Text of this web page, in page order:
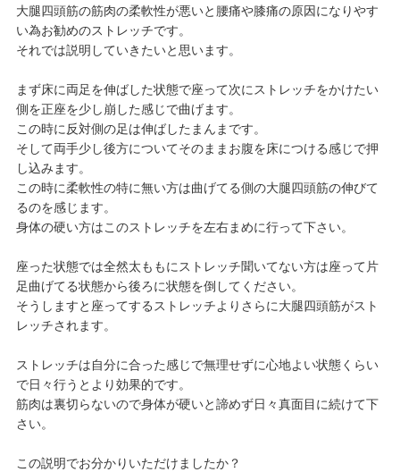
大腿四頭筋の筋肉の柔軟性が悪いと腰痛や膝痛の原因になりやす
い為お勧めのストレッチです。
それでは説明していきたいと思います。
まず床に両足を伸ばした状態で座って次にストレッチをかけたい
側を正座を少し崩した感じで曲げます。
この時に反対側の足は伸ばしたまんまです。
そして両手少し後方についてそのままお腹を床につける感じで押
し込みます。
この時に柔軟性の特に無い方は曲げてる側の大腿四頭筋の伸びて
るのを感じます。
身体の硬い方はこのストレッチを左右まめに行って下さい。
座った状態では全然太ももにストレッチ聞いてない方は座って片
足曲げてる状態から後ろに状態を倒してください。
そうしますと座ってするストレッチよりさらに大腿四頭筋がスト
レッチされます。
ストレッチは自分に合った感じで無理せずに心地よい状態くらい
で日々行うとより効果的です。
筋肉は裏切らないので身体が硬いと諦めず日々真面目に続けて下
さい。
この説明でお分かりいただけましたか？